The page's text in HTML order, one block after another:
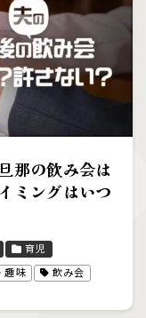
那の飲み会は
ミングはいつ
育児
趣味 飲み会